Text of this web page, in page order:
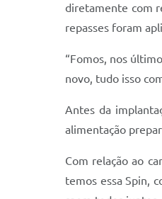
diretamente com
repasses foram
“Fomos, nos
novo, tudo isso
Antes da
alimentação
Com relação ao
temos essa Spin,